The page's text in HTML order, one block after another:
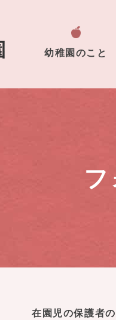
幼稚園のこと
在園児の保護者